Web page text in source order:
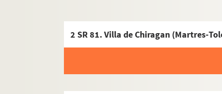
2 SR 81. Villa de Chiragan (Martres-